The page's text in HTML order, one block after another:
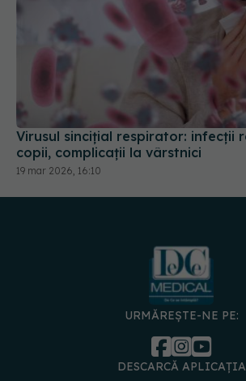
Virusul sincițial respirator: infecții
copii, complicații la vârstnici
19 mar 2026, 16:10
URMĂREȘTE-NE PE:
DESCARCĂ APLICAȚIA